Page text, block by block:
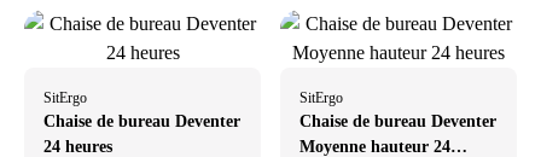
SitErgo
Chaise de bureau Deventer
24 heures
SitErgo
Chaise de bureau Deventer
Moyenne hauteur 24